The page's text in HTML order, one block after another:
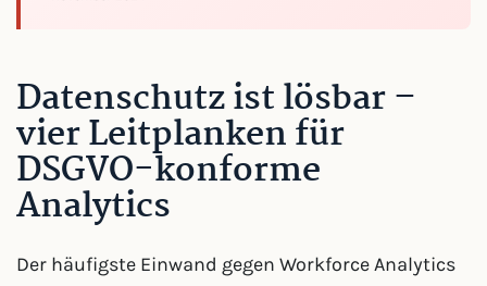
Datenschutz ist lösbar –
vier Leitplanken für
DSGVO-konforme
Analytics
Der häufigste Einwand gegen Workforce Analytics